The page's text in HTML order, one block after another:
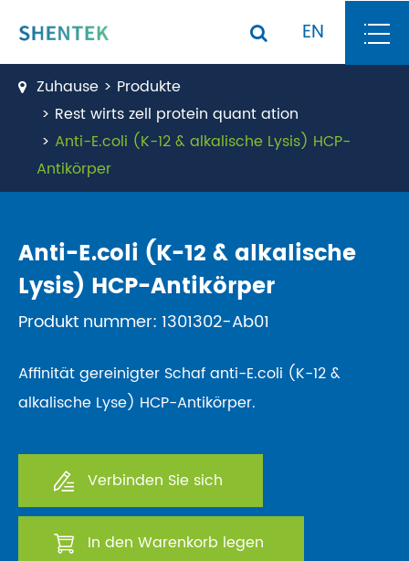
EN
Zuhause
Produkte
Rest wirts zell protein quant ation
Anti-E.coli (K-12 & alkalische Lysis) HCP-
Antikörper
Anti-E.coli (K-12 & alkalische
Lysis) HCP-Antikörper
Produkt nummer: 1301302-Ab01
Affinität gereinigter Schaf anti-E.coli (K-12 &
alkalische Lyse) HCP-Antikörper.
Verbinden Sie sich
In den Warenkorb legen